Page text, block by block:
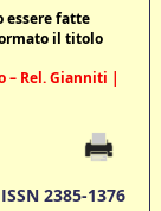
essere fatte
il titolo
– Rel. Gianniti |
ISSN 2385-1376